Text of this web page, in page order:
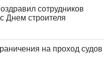
сотрудников
Днем строителя
на проход